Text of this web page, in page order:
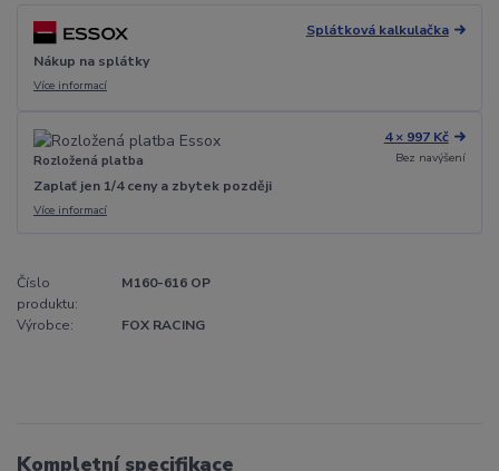
Splátková kalkulačka
Nákup na splátky
Více informací
Rozložená platba
4 × 997 Kč
Bez navýšení
Zaplať jen 1/4 ceny a zbytek později
Více informací
Číslo
produktu:
M160-616 OP
Výrobce: FOX RACING
Kompletní specifikace